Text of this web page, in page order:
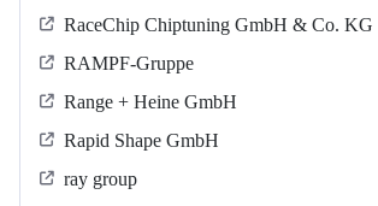
RaceChip Chiptuning GmbH & Co. KG
RAMPF-Gruppe
Range + Heine GmbH
Rapid Shape GmbH
ray group